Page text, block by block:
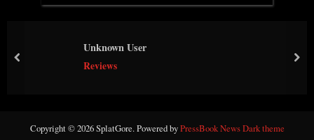
Unknown User
Reviews
prev
Copyright © 2026 SplatGore. Powered byPressBook News Dark theme